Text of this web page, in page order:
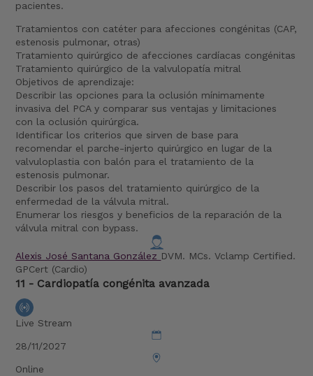
pacientes.
Tratamientos con catéter para afecciones congénitas (CAP,
estenosis pulmonar, otras)
Tratamiento quirúrgico de afecciones cardíacas congénitas
Tratamiento quirúrgico de la valvulopatía mitral
Objetivos de aprendizaje:
Describir las opciones para la oclusión mínimamente
invasiva del PCA y comparar sus ventajas y limitaciones
con la oclusión quirúrgica.
Identificar los criterios que sirven de base para
recomendar el parche-injerto quirúrgico en lugar de la
valvuloplastia con balón para el tratamiento de la
estenosis pulmonar.
Describir los pasos del tratamiento quirúrgico de la
enfermedad de la válvula mitral.
Enumerar los riesgos y beneficios de la reparación de la
válvula mitral con bypass.
Alexis José Santana González DVM. MCs. Vclamp Certified.
GPCert (Cardio)
11 - Cardiopatía congénita avanzada
Live Stream
28/11/2027
Online